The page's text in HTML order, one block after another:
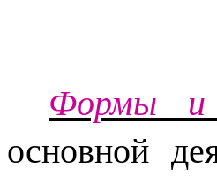
Формы и
основной